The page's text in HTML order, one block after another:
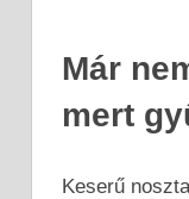
Már
mert
Keserű